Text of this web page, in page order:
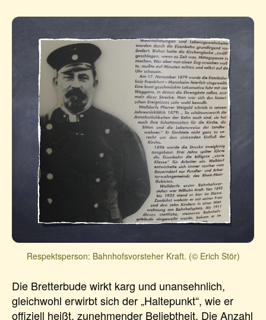
Respektsperson: Bahnhofsvorsteher Kraft. (© Erich Stör)
Die Bretterbude wirkt karg und unansehnlich,
gleichwohl erwirbt sich der „Haltepunkt“, wie er
offiziell heißt, zunehmender Beliebtheit. Die Anzahl